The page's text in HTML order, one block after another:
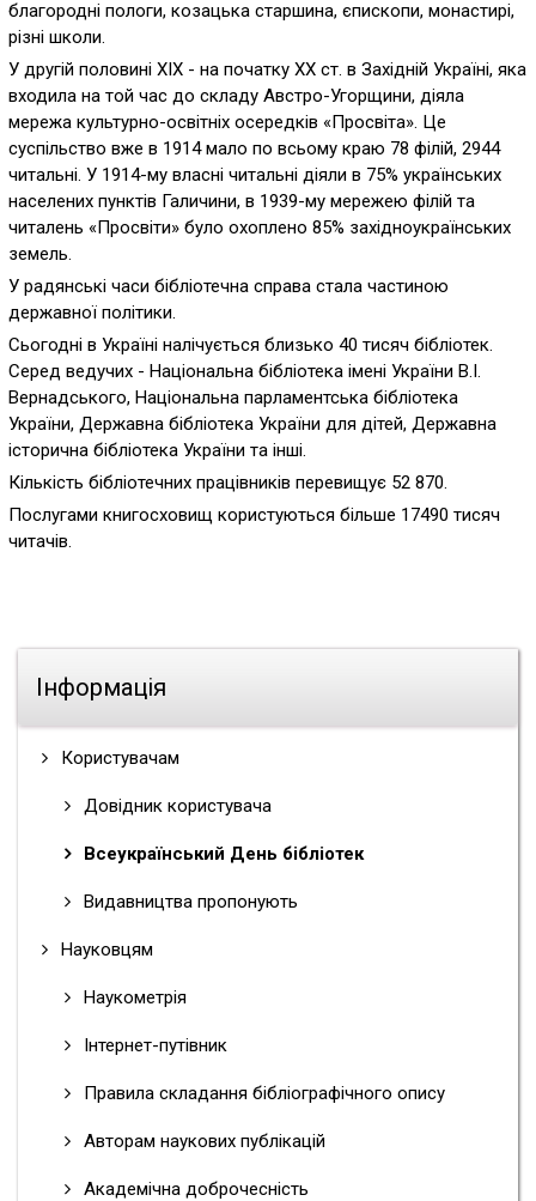
Інформація
Користувачам
Довідник користувача
Всеукраїнський День бібліотек
Видавництва пропонують
Науковцям
Наукометрія
Інтернет-путівник
Правила складання бібліографічного опису
Авторам наукових публікацій
Академічна доброчесність
благородні пологи, козацька старшина, єпископи, монастирі,
різні школи.
У другій половині ХІХ - на початку ХХ ст. в Західній Україні, яка
входила на той час до складу Австро-Угорщини, діяла
мережа культурно-освітніх осередків «Просвіта». Це
суспільство вже в 1914 мало по всьому краю 78 філій, 2944
читальні. У 1914-му власні читальні діяли в 75% українських
населених пунктів Галичини, в 1939-му мережею філій та
читалень «Просвіти» було охоплено 85% західноукраїнських
земель.
У радянські часи бібліотечна справа стала частиною
державної політики.
Сьогодні в Україні налічується близько 40 тисяч бібліотек.
Серед ведучих - Національна бібліотека імені України В.І.
Вернадського, Національна парламентська бібліотека
України, Державна бібліотека України для дітей, Державна
історична бібліотека України та інші.
Кількість бібліотечних працівників перевищує 52 870.
Послугами книгосховищ користуються більше 17490 тисяч
читачів.